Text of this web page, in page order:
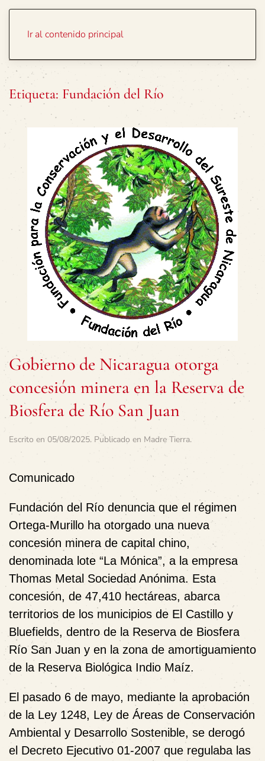
Ir al contenido principal
Etiqueta: Fundación del Río
Gobierno de Nicaragua otorga
concesión minera en la Reserva de
Biosfera de Río San Juan
Escrito en 05/08/2025. Publicado en Madre Tierra.
Comunicado
Fundación del Río denuncia que el régimen
Ortega-Murillo ha otorgado una nueva
concesión minera de capital chino,
denominada lote “La Mónica”, a la empresa
Thomas Metal Sociedad Anónima. Esta
concesión, de 47,410 hectáreas, abarca
territorios de los municipios de El Castillo y
Bluefields, dentro de la Reserva de Biosfera
Río San Juan y en la zona de amortiguamiento
de la Reserva Biológica Indio Maíz.
El pasado 6 de mayo, mediante la aprobación
de la Ley 1248, Ley de Áreas de Conservación
Ambiental y Desarrollo Sostenible, se derogó
el Decreto Ejecutivo 01-2007 que regulaba las